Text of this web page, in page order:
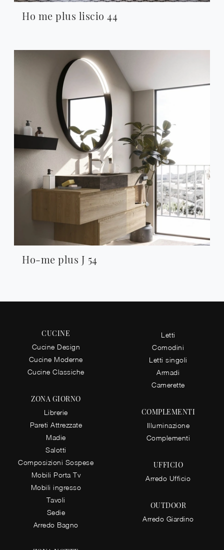
Ho me plus liscio 44
Ho-me plus J 54
CUCINE
Cucine Design
Cucine Moderne
Cucine Classiche
ZONA GIORNO
Librerie
Pareti Attrezzate
Madie
Salotti
Composizioni Sospese
Mobili Porta Tv
Mobili ingresso
Tavoli
Sedie
Arredo Bagno
Letti
Comodini
Letti singoli
Armadi
Camerette
COMPLEMENTI
Illuminazione
Complementi
UFFICIO
Arredo Ufficio
OUTDOOR
Arredo Giardino